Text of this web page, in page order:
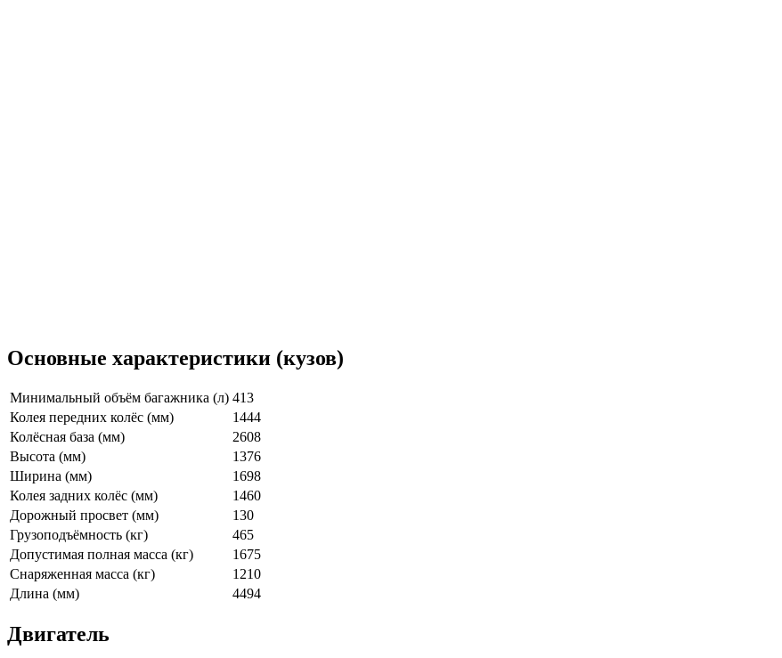
Основные характеристики (кузов)
Минимальный объём багажника (л) 413
Колея передних колёс (мм)
1444
Колёсная база (мм)
2608
Высота (мм)
1376
Ширина (мм)
1698
Колея задних колёс (мм)
1460
Дорожный просвет (мм)
130
Грузоподъёмность (кг)
465
Допустимая полная масса (кг)
1675
Снаряженная масса (кг)
1210
Длина (мм)
4494
Двигатель